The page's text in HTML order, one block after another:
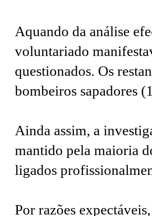
Aquando da análise
voluntariado
questionados. Os
bombeiros sapadores
Ainda assim, a
mantido pela maioria
ligados
Por razões